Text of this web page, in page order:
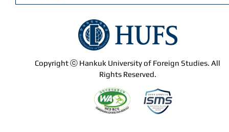
Copyright ⓒ Hankuk University of Foreign Studies. All
Rights Reserved.